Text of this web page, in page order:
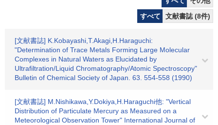
すべて
文献書誌 (8件)
[文献書誌] K.Kobayashi,T.Akagi,H.Haraguchi:
"Determination of Trace Metals Forming Large Molecular
Complexes in Natural Waters as Elucidated by
Ultrafiltration/Liquid Chromatography/Atomic Spectroscopy"
Bulletin of Chemical Society of Japan. 63. 554-558 (1990)
[文献書誌] M.Nishikawa,Y.Dokiya,H.Haraguchi他: "Vertical
Distribution of Particulate Mercury as Measured on a
Meteorological Observation Tower" International Journal of